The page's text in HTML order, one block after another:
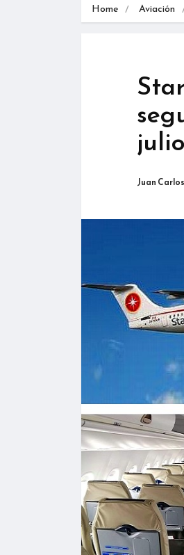
Home Aviación
julio
Juan